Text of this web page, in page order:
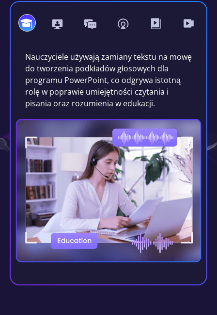
Nauczyciele używają zamiany tekstu na mowę
do tworzenia podkładów głosowych dla
programu PowerPoint, co odgrywa istotną
rolę w poprawie umiejętności czytania i
pisania oraz rozumienia w edukacji.